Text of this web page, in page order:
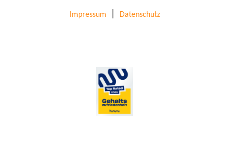
Impressum Datenschutz